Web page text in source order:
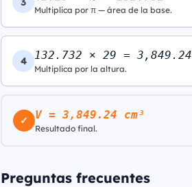
Multiplica por π — área de la base.
4 132.732 × 29 = 3,849.24
Multiplica por la altura.
✓ V = 3,849.24 cm³
Resultado final.
Preguntas frecuentes